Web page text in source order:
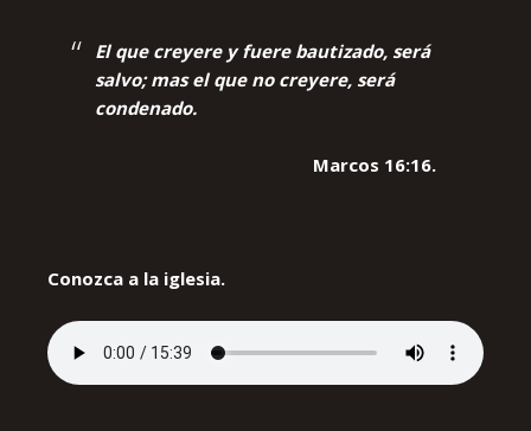
El que creyere y fuere bautizado, será
salvo; mas el que no creyere, será
condenado.
Marcos 16:16.
Conozca a la iglesia.